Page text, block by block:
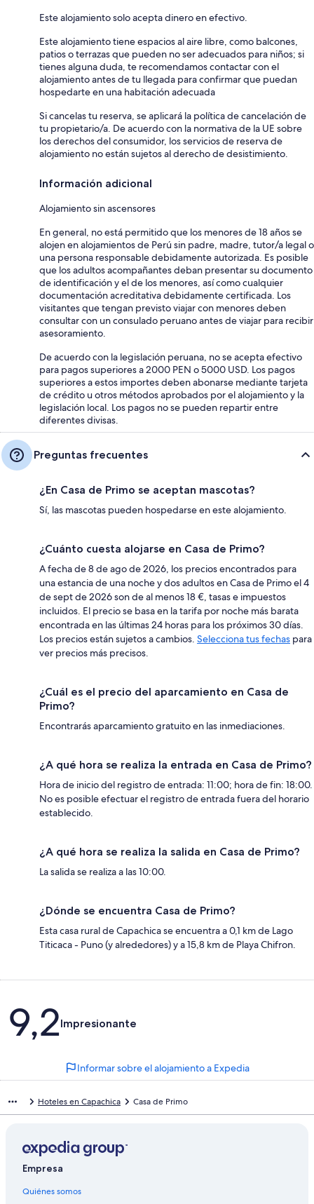
Este alojamiento solo acepta dinero en efectivo.
Este alojamiento tiene espacios al aire libre, como balcones,
patios o terrazas que pueden no ser adecuados para niños; si
tienes alguna duda, te recomendamos contactar con el
alojamiento antes de tu llegada para confirmar que puedan
hospedarte en una habitación adecuada
Si cancelas tu reserva, se aplicará la política de cancelación de
tu propietario/a. De acuerdo con la normativa de la UE sobre
los derechos del consumidor, los servicios de reserva de
alojamiento no están sujetos al derecho de desistimiento.
Información adicional
Alojamiento sin ascensores
En general, no está permitido que los menores de 18 años se
alojen en alojamientos de Perú sin padre, madre, tutor/a legal o
una persona responsable debidamente autorizada. Es posible
que los adultos acompañantes deban presentar su documento
de identificación y el de los menores, así como cualquier
documentación acreditativa debidamente certificada. Los
visitantes que tengan previsto viajar con menores deben
consultar con un consulado peruano antes de viajar para recibir
asesoramiento.
De acuerdo con la legislación peruana, no se acepta efectivo
para pagos superiores a 2000 PEN o 5000 USD. Los pagos
superiores a estos importes deben abonarse mediante tarjeta
de crédito u otros métodos aprobados por el alojamiento y la
legislación local. Los pagos no se pueden repartir entre
diferentes divisas.
Preguntas frecuentes
¿En Casa de Primo se aceptan mascotas?
Sí, las mascotas pueden hospedarse en este alojamiento.
¿Cuánto cuesta alojarse en Casa de Primo?
A fecha de 8 de ago de 2026, los precios encontrados para
una estancia de una noche y dos adultos en Casa de Primo el 4
de sept de 2026 son de al menos 18 €, tasas e impuestos
incluidos. El precio se basa en la tarifa por noche más barata
encontrada en las últimas 24 horas para los próximos 30 días.
Los precios están sujetos a cambios. Selecciona tus fechas para
ver precios más precisos.
¿Cuál es el precio del aparcamiento en Casa de
Primo?
Encontrarás aparcamiento gratuito en las inmediaciones.
¿A qué hora se realiza la entrada en Casa de Primo?
Hora de inicio del registro de entrada: 11:00; hora de fin: 18:00.
No es posible efectuar el registro de entrada fuera del horario
establecido.
¿A qué hora se realiza la salida en Casa de Primo?
La salida se realiza a las 10:00.
¿Dónde se encuentra Casa de Primo?
Esta casa rural de Capachica se encuentra a 0,1 km de Lago
Titicaca - Puno (y alrededores) y a 15,8 km de Playa Chifron.
Comentarios
9,2Impresionante
Informar sobre el alojamiento a Expedia
Hoteles en Capachica Casa de Primo
Empresa
Quiénes somos